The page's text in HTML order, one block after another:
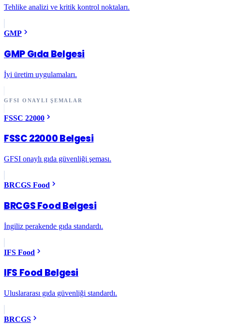
Tehlike analizi ve kritik kontrol noktaları.
GMP
GMP Gıda Belgesi
İyi üretim uygulamaları.
GFSI ONAYLI ŞEMALAR
FSSC 22000
FSSC 22000 Belgesi
GFSI onaylı gıda güvenliği şeması.
BRCGS Food
BRCGS Food Belgesi
İngiliz perakende gıda standardı.
IFS Food
IFS Food Belgesi
Uluslararası gıda güvenliği standardı.
BRCGS